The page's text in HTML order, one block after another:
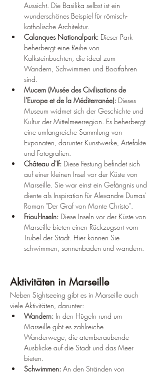
Aussicht. Die Basilika selbst ist ein
wunderschönes Beispiel für römisch-
katholische Architektur.
Calanques Nationalpark: Dieser Park
beherbergt eine Reihe von
Kalksteinbuchten, die ideal zum
Wandern, Schwimmen und Bootfahren
sind.
Mucem (Musée des Civilisations de
l'Europe et de la Méditerranée): Dieses
Museum widmet sich der Geschichte und
Kultur der Mittelmeerregion. Es beherbergt
eine umfangreiche Sammlung von
Exponaten, darunter Kunstwerke, Artefakte
und Fotografien.
Château d'If: Diese Festung befindet sich
auf einer kleinen Insel vor der Küste von
Marseille. Sie war einst ein Gefängnis und
diente als Inspiration für Alexandre Dumas'
Roman "Der Graf von Monte Christo".
Frioul-Inseln: Diese Inseln vor der Küste von
Marseille bieten einen Rückzugsort vom
Trubel der Stadt. Hier können Sie
schwimmen, sonnenbaden und wandern.
Aktivitäten in Marseille
Neben Sightseeing gibt es in Marseille auch
viele Aktivitäten, darunter:
Wandern: In den Hügeln rund um
Marseille gibt es zahlreiche
Wanderwege, die atemberaubende
Ausblicke auf die Stadt und das Meer
bieten.
Schwimmen: An den Stränden von